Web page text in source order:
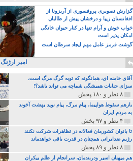
گزارش تصویری پروفسوری از آریزونا از
افغانستان زیبا و درخشان پیش از طالبان
خواب خوش و آرام تنها در کنار حیوان خانگی
امکان پذیر است
گوشت قرمز عامل مهم ایجاد سرطان است
امیر ارژنگ
آقای خامنه ای، همانگونه که توبه گرگ مرگ است،
سزای جنایات همیشگی شماچه می تواند باشد؟!
۸ نظر و ۱۸۰ پخش
بازهم سقوط هواپیما، پیام مرگ، پیام نوید بهشت آخوند
به مردم ایران
۴ نظر و ۹۷ پخش
تا بانوان کشورمان فعالانه در تظاهرات شرکت نکنند
رژیم ضدایرانی همچنان در قدرت باقی خواهدماند
۸ نظر و ۸۹ پخش
هم میهنان اسیر ودربندمان، سرانجام از ظلم بیکران